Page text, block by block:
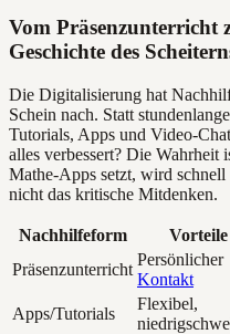
Vom Präsenzunterricht
Geschichte des
Die Digitalisierung hat
Schein nach. Statt
Tutorials, Apps und Video-
alles verbessert? Die Wahrheit
Mathe-Apps setzt, wird
nicht das kritische Mitdenken.
Nachhilfeform Vorteile
Präsenzunterricht
Persönlicher
Kontakt
Apps/Tutorials
Flexibel,